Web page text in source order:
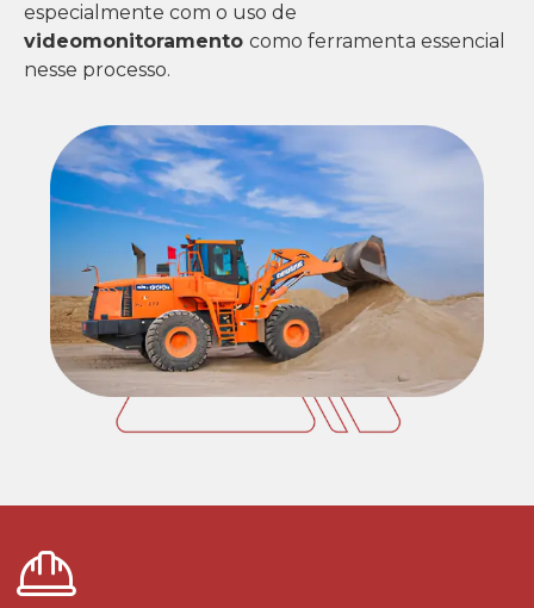
especialmente com o uso de
videomonitoramento como ferramenta essencial
nesse processo.